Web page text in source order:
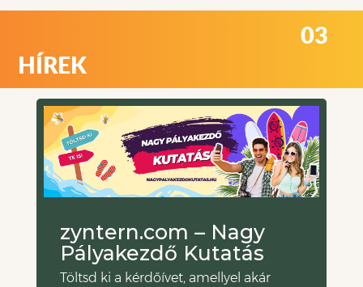
03
HÍREK
zyntern.com – Nagy
Pályakezdő Kutatás
Töltsd ki a kérdőívet, amellyel akár